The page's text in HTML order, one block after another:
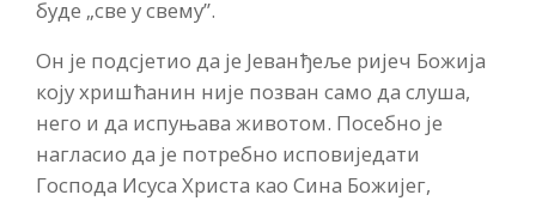
буде „све у свему”.
Он је подсјетио да је Јеванђеље ријеч Божија
коју хришћанин није позван само да слуша,
него и да испуњава животом. Посебно је
нагласио да је потребно исповиједати
Господа Исуса Христа као Сина Божијег,